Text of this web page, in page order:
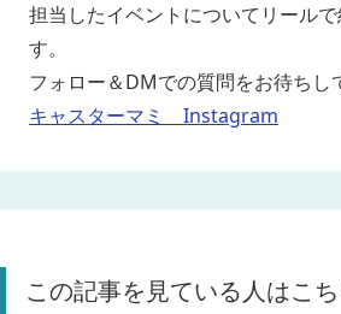
担当したイベントについてリールで
す。
フォロー＆DMでの質問をお待ちし
キャスターマミ Instagram
この記事を見ている人はこ